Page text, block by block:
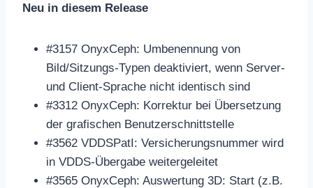
Neu in diesem Release
#3157 OnyxCeph: Umbenennung von
Bild/Sitzungs-Typen deaktiviert, wenn Server-
und Client-Sprache nicht identisch sind
#3312 OnyxCeph: Korrektur bei Übersetzung
der grafischen Benutzerschnittstelle
#3562 VDDSPatI: Versicherungsnummer wird
in VDDS-Übergabe weitergeleitet
#3565 OnyxCeph: Auswertung 3D: Start (z.B.